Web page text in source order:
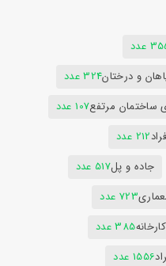
عدد
و درختان324 عدد
ساختمان مرتفع107 عدد
212 عدد
جاده و پل517 عدد
723 عدد
385 عدد
1556 عدد